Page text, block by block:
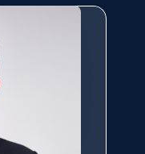
URL
Awg